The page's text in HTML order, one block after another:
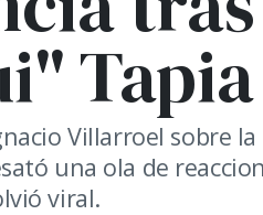
Tapia
Villarroel sobre
una ola de
viral.